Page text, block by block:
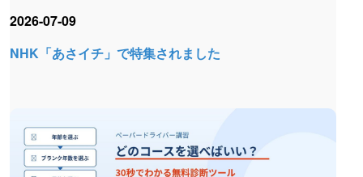
NHK「あさイチ」で特集されました
2026-07-09